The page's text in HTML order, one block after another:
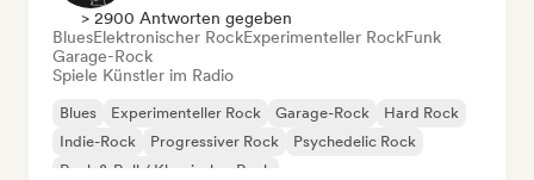
> 2900 Antworten gegeben
BluesElektronischer RockExperimenteller RockFunk
Garage-Rock
Spiele Künstler im Radio
Blues Experimenteller Rock Garage-Rock
Hard Rock
Indie-Rock
Progressiver Rock
Psychedelic Rock
Rock & Roll / Klassischer Rock